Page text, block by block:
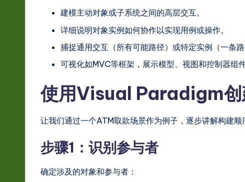
建模主动对象或子系统之间的高层交互。
详细说明对象实例如何协作以实现用例或操作。
捕捉通用交互（所有可能路径）或特定实例（一条路
可视化如MVC等框架，展示模型、视图和控制器组
使用Visual Paradigm创
让我们通过一个ATM取款场景作为例子，逐步讲解构建顺
步骤1：识别参与者
确定涉及的对象和参与者：